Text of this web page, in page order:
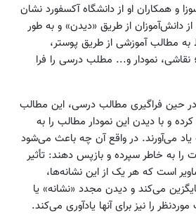
و همکاران او از دانشگاه آکسفورد نشان
از 45 درصد از دانش‌آموزان از طریق «دیدن» و به طور
مطالب آموزشی از طریق پوستر،
نمودار و... مطلب درسی را فرا
حین فراگیری مطالب درسی، این مطالب
و با دیدن این نمودار مطالب را به
می‌آورند. در واقع آن چه باعث می‌شود
را به خاطر سپرده و بازپس دهند: تأثیر
است که هر یک از این نشانه‌ها،
می‌کند و دیدن مجدد «نشانه» یا
را نیز برای آنها یادآوری می‌کند.